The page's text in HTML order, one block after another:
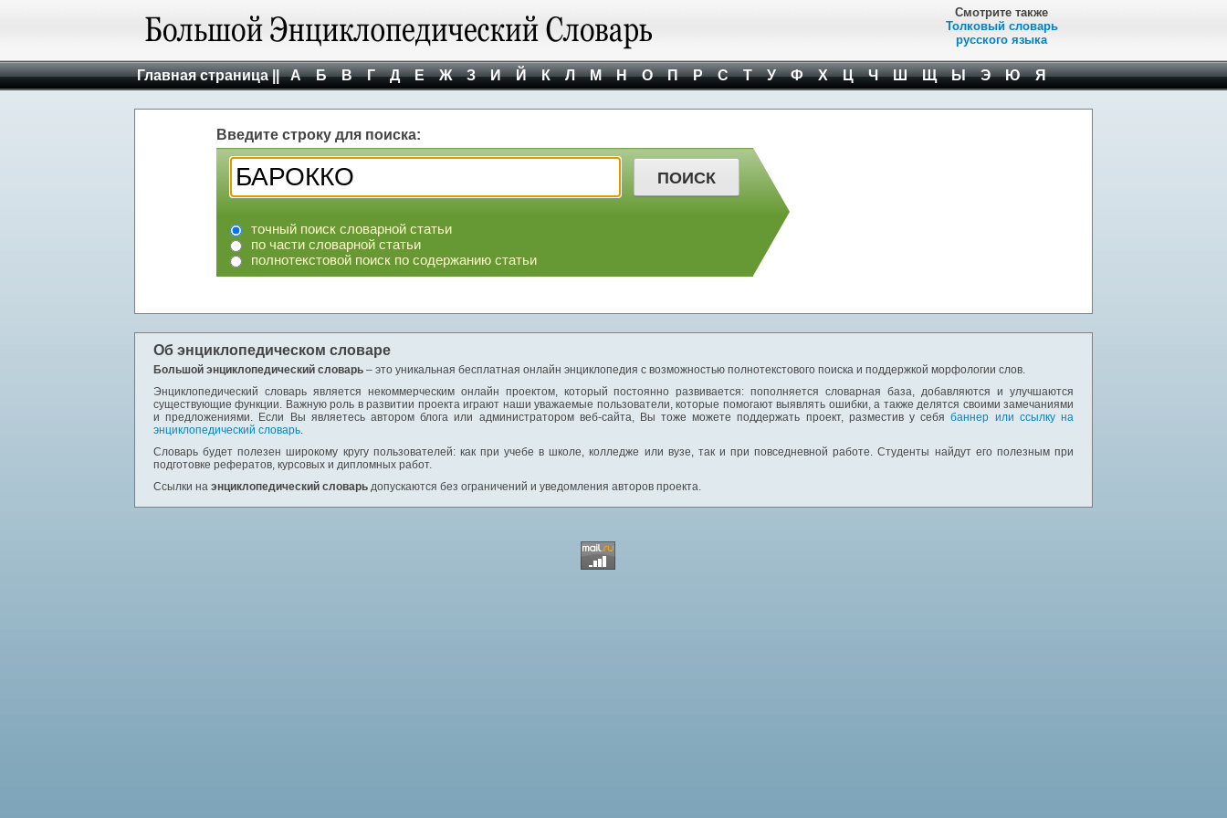
Смотрите также
Толковый словарь
русского языка
Главная страница || А Б В Г Д Е Ж З И Й К Л М Н О П Р С Т У Ф Х Ц Ч Ш Щ Ы Э Ю Я
Введите строку для поиска:
точный поиск словарной статьи
по части словарной статьи
полнотекстовой поиск по содержанию статьи
Об энциклопедическом словаре
Большой энциклопедический словарь – это уникальная бесплатная онлайн энциклопедия с возможностью полнотекстового поиска и поддержкой морфологии слов.
Энциклопедический словарь является некоммерческим онлайн проектом, который постоянно развивается: пополняется словарная база, добавляются и улучшаются
существующие функции. Важную роль в развитии проекта играют наши уважаемые пользователи, которые помогают выявлять ошибки, а также делятся своими замечаниями
и предложениями. Если Вы являетесь автором блога или администратором веб-сайта, Вы тоже можете поддержать проект, разместив у себябаннер или ссылку на
энциклопедический словарь.
Словарь будет полезен широкому кругу пользователей: как при учебе в школе, колледже или вузе, так и при повседневной работе. Студенты найдут его полезным при
подготовке рефератов, курсовых и дипломных работ.
Ссылки на энциклопедический словарь допускаются без ограничений и уведомления авторов проекта.